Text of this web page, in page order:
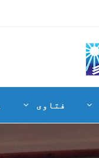
فتاوی